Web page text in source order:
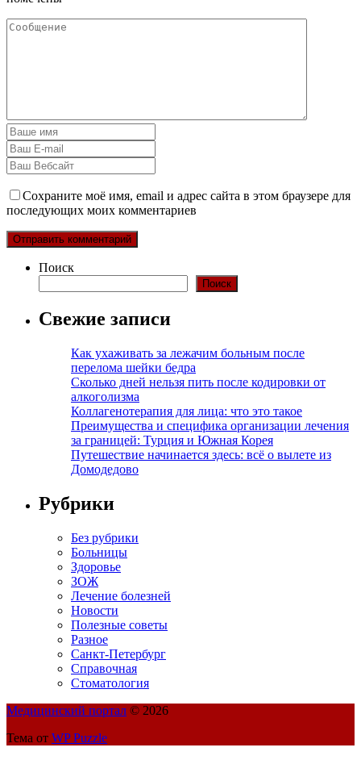
Сохраните моё имя, email и адрес сайта в этом браузере для
последующих моих комментариев
Поиск
Поиск
Свежие записи
Как ухаживать за лежачим больным после
перелома шейки бедра
Сколько дней нельзя пить после кодировки от
алкоголизма
Коллагенотерапия для лица: что это такое
Преимущества и специфика организации лечения
за границей: Турция и Южная Корея
Путешествие начинается здесь: всё о вылете из
Домодедово
Рубрики
Без рубрики
Больницы
Здоровье
ЗОЖ
Лечение болезней
Новости
Полезные советы
Разное
Санкт-Петербург
Справочная
Стоматология
Медицинский портал © 2026
Тема от WP Puzzle